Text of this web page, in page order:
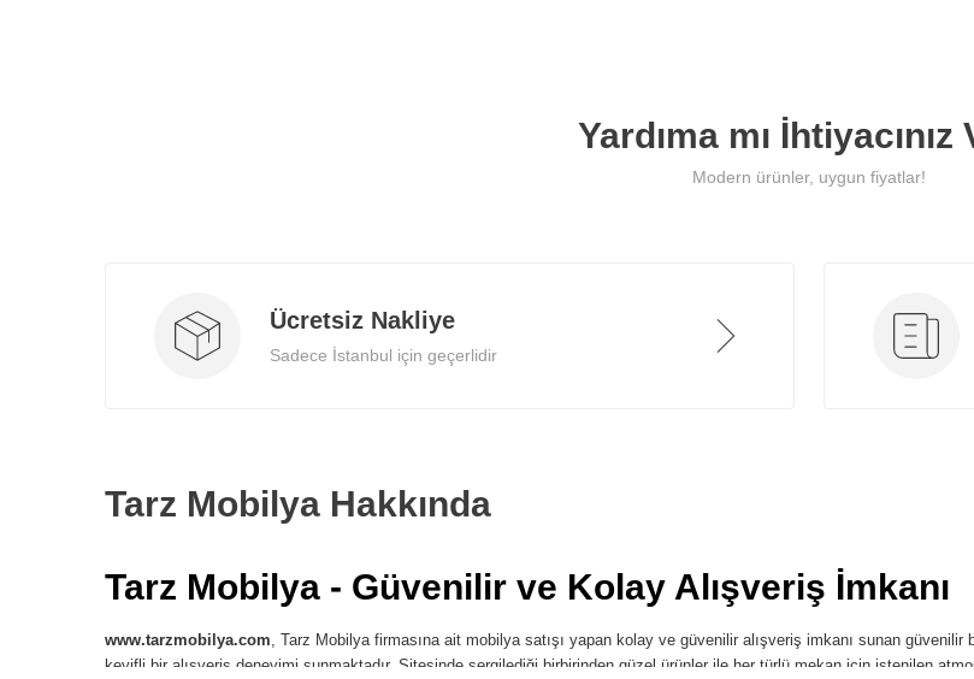
Yardıma mı İhtiyacınız
Modern ürünler, uygun fiyatlar!
Ücretsiz Nakliye
Sadece İstanbul için geçerlidir
Tarz Mobilya Hakkında
Tarz Mobilya - Güvenilir ve Kolay Alışveriş İmkanı
www.tarzmobilya.com , Tarz Mobilya firmasına ait mobilya satışı yapan kolay ve güvenilir alışveriş imkanı sunan
keyifli bir alışveriş deneyimi sunmaktadır. Sitesinde sergilediği birbirinden güzel ürünler ile her türlü mekan için istenilen